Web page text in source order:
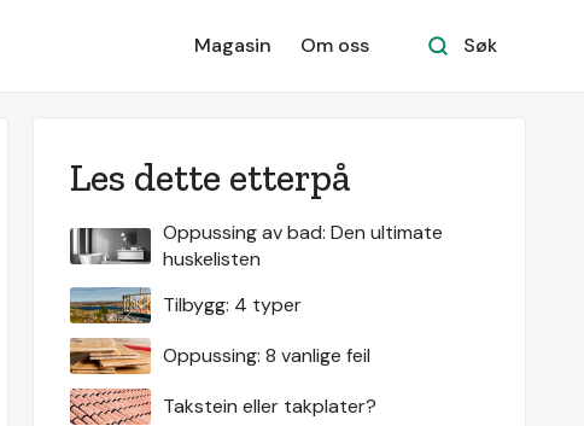
Magasin Om oss Søk
Les dette etterpå
Oppussing av bad: Den ultimate
huskelisten
Tilbygg: 4 typer
Oppussing: 8 vanlige feil
Takstein eller takplater?